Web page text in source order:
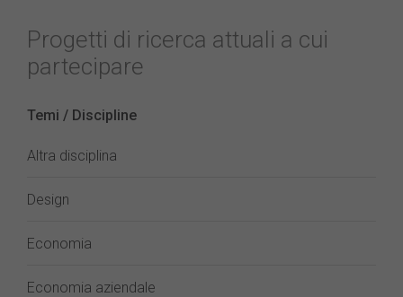
Progetti di ricerca attuali a cui
partecipare
Temi / Discipline
Altra disciplina
Design
Economia
Economia aziendale